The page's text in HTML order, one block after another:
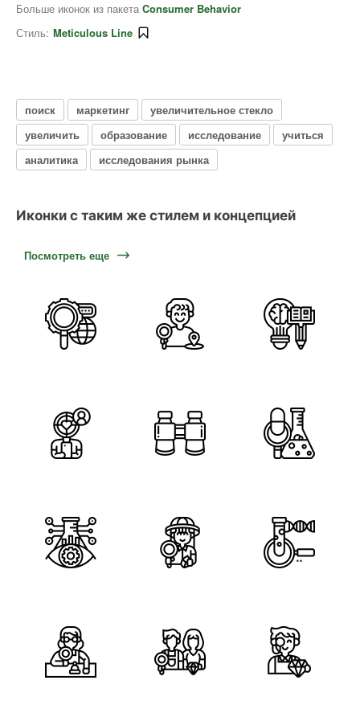
Больше иконок из пакета Consumer Behavior
Стиль: Meticulous Line
поиск маркетинг
увеличительное стекло
увеличить
образование исследование
учиться
аналитика
исследования рынка
Иконки с таким же стилем и концепцией
Посмотреть еще